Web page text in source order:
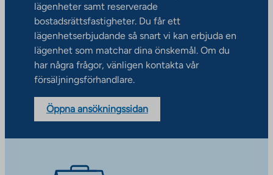
lägenheter samt reserverade
bostadsrättsfastigheter. Du får ett
lägenhetserbjudande så snart vi kan erbjuda en
lägenhet som matchar dina önskemål. Om du
har några frågor, vänligen kontakta vår
försäljningsförhandlare.
Öppna ansökningssidan